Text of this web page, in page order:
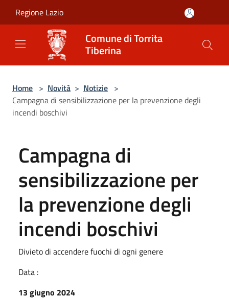
Regione Lazio
Comune di Torrita
Tiberina
Home > Novità > Notizie >
Campagna di sensibilizzazione per la prevenzione degli
incendi boschivi
Campagna di
sensibilizzazione per
la prevenzione degli
incendi boschivi
Divieto di accendere fuochi di ogni genere
Data :
13 giugno 2024